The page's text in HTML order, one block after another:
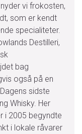
vi frokosten,
som er kendt
specialiteter.
Destilleri,
bag
også på en
sidste
Whisky. Her
i 2005 begyndte
i lokale råvarer